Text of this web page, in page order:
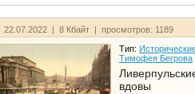
22.07.2022 | 8 Кбайт | просмотров: 1189
Тип:
Тимофея Бегрова
вдовы